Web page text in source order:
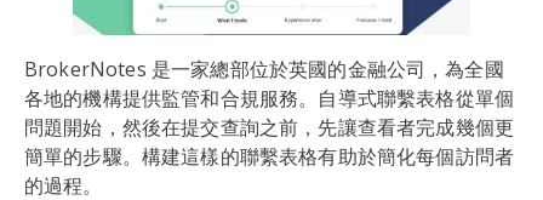
BrokerNotes 是一家總部位於英國的金融公司，為全國
各地的機構提供監管和合規服務。自導式聯繫表格從單個
問題開始，然後在提交查詢之前，先讓查看者完成幾個更
簡單的步驟。構建這樣的聯繫表格有助於簡化每個訪問者
的過程。